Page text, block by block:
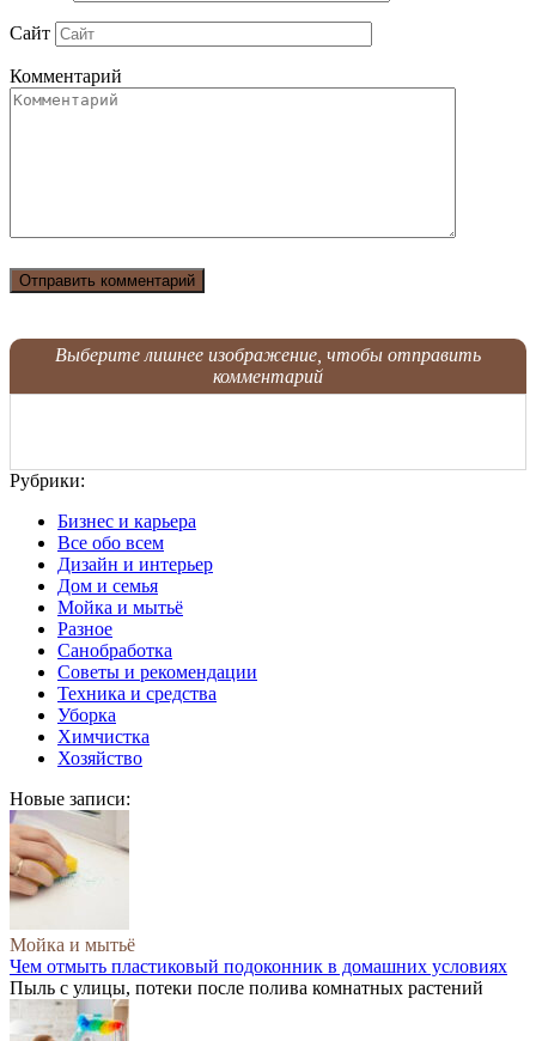
Сайт
Комментарий
Выберите лишнее изображение, чтобы отправить
комментарий
Рубрики:
Бизнес и карьера
Все обо всем
Дизайн и интерьер
Дом и семья
Мойка и мытьё
Разное
Санобработка
Советы и рекомендации
Техника и средства
Уборка
Химчистка
Хозяйство
Новые записи:
Мойка и мытьё
Чем отмыть пластиковый подоконник в домашних условиях
Пыль с улицы, потеки после полива комнатных растений